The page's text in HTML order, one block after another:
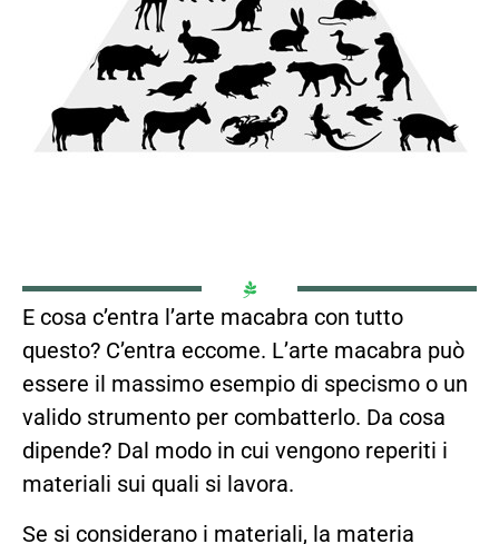
E cosa c’entra l’arte macabra con tutto
questo? C’entra eccome. L’arte macabra può
essere il massimo esempio di specismo o un
valido strumento per combatterlo. Da cosa
dipende? Dal modo in cui vengono reperiti i
materiali sui quali si lavora.
Se si considerano i materiali, la materia